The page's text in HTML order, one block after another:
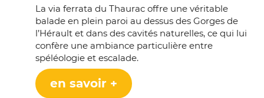
La via ferrata du Thaurac offre une véritable
balade en plein paroi au dessus des Gorges de
l’Hérault et dans des cavités naturelles, ce qui lui
confère une ambiance particulière entre
spéléologie et escalade.
en savoir +